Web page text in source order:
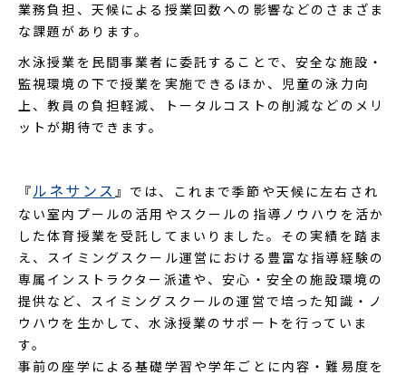
業務負担、天候による授業回数への影響などのさまざま
な課題があります。
水泳授業を民間事業者に委託することで、安全な施設・
監視環境の下で授業を実施できるほか、児童の泳力向
上、教員の負担軽減、トータルコストの削減などのメリ
ットが期待できます。
『ルネサンス』では、これまで季節や天候に左右され
ない室内プールの活用やスクールの指導ノウハウを活か
した体育授業を受託してまいりました。その実績を踏ま
え、スイミングスクール運営における豊富な指導経験の
専属インストラクター派遣や、安心・安全の施設環境の
提供など、スイミングスクールの運営で培った知識・ノ
ウハウを生かして、水泳授業のサポートを行っていま
す。
事前の座学による基礎学習や学年ごとに内容・難易度を